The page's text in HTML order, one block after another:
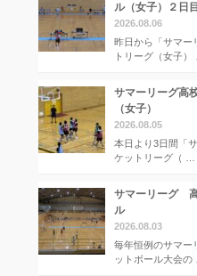
ル（女子）２日目
2026.08.06
昨日から「サマー
トリーグ（女子）
サマーリーグ高
（女子）
2026.08.05
本日より3日間「
ケットリーグ（ …
サマーリーグ
ル
2026.08.03
毎年恒例のサマ
ットボール大会の